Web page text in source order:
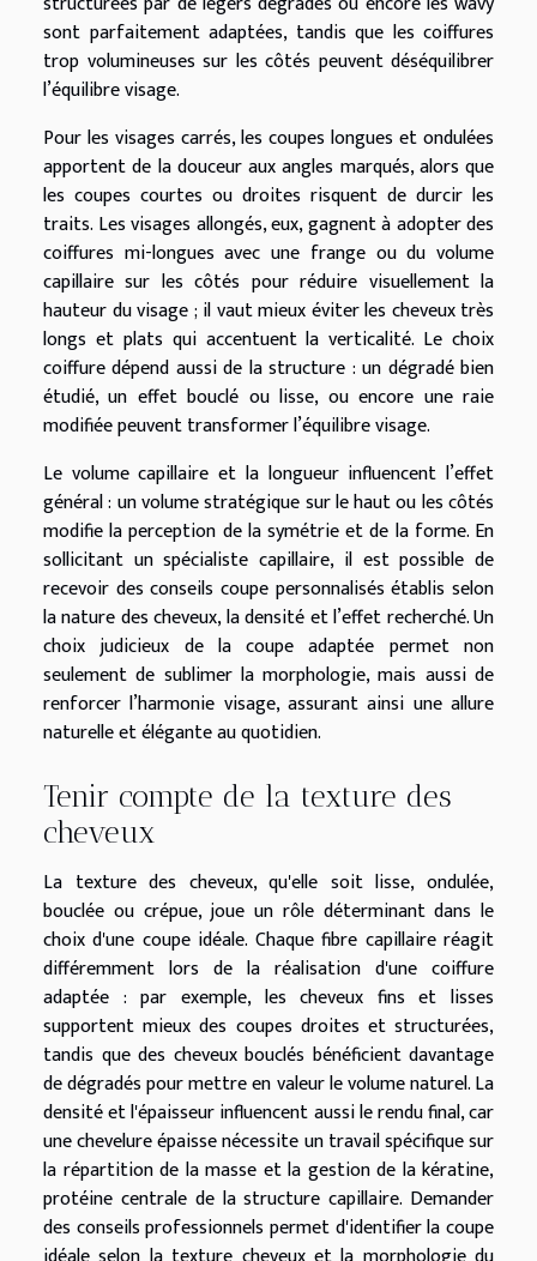
sont parfaitement adaptées, tandis que les coiffures
trop volumineuses sur les côtés peuvent déséquilibrer
l’équilibre visage.
Pour les visages carrés, les coupes longues et ondulées
apportent de la douceur aux angles marqués, alors que
les coupes courtes ou droites risquent de durcir les
traits. Les visages allongés, eux, gagnent à adopter des
coiffures mi-longues avec une frange ou du volume
capillaire sur les côtés pour réduire visuellement la
hauteur du visage ; il vaut mieux éviter les cheveux très
longs et plats qui accentuent la verticalité. Le choix
coiffure dépend aussi de la structure : un dégradé bien
étudié, un effet bouclé ou lisse, ou encore une raie
modifiée peuvent transformer l’équilibre visage.
Le volume capillaire et la longueur influencent l’effet
général : un volume stratégique sur le haut ou les côtés
modifie la perception de la symétrie et de la forme. En
sollicitant un spécialiste capillaire, il est possible de
recevoir des conseils coupe personnalisés établis selon
la nature des cheveux, la densité et l’effet recherché. Un
choix judicieux de la coupe adaptée permet non
seulement de sublimer la morphologie, mais aussi de
renforcer l’harmonie visage, assurant ainsi une allure
naturelle et élégante au quotidien.
Tenir compte de la texture des
cheveux
La texture des cheveux, qu'elle soit lisse, ondulée,
bouclée ou crépue, joue un rôle déterminant dans le
choix d'une coupe idéale. Chaque fibre capillaire réagit
différemment lors de la réalisation d'une coiffure
adaptée : par exemple, les cheveux fins et lisses
supportent mieux des coupes droites et structurées,
tandis que des cheveux bouclés bénéficient davantage
de dégradés pour mettre en valeur le volume naturel. La
densité et l'épaisseur influencent aussi le rendu final, car
une chevelure épaisse nécessite un travail spécifique sur
la répartition de la masse et la gestion de la kératine,
protéine centrale de la structure capillaire. Demander
des conseils professionnels permet d'identifier la coupe